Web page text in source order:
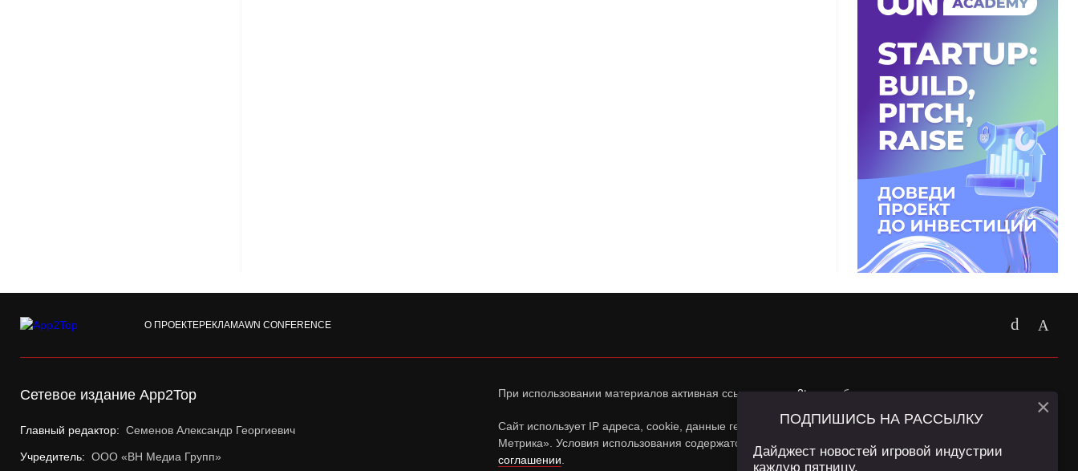
О ПРОЕКТЕРЕКЛАМАWN CONFERENCE
Сетевое издание App2Top
Главный редактор: Семенов Александр Георгиевич
Учредитель: ООО «ВН Медиа Групп»
При использовании материалов активная ссылка наapp2top.ruобязательна.
Сайт использует IP адреса, cookie, данные геолокации Пользователей сайта и сервис «Яндекс
Метрика». Условия использования содержатся в
Политике конфиденциальностии
соглашении
ПОДПИШИСЬ НА РАССЫЛКУ
Дайджест новостей игровой индустрии
каждую пятницу.
×